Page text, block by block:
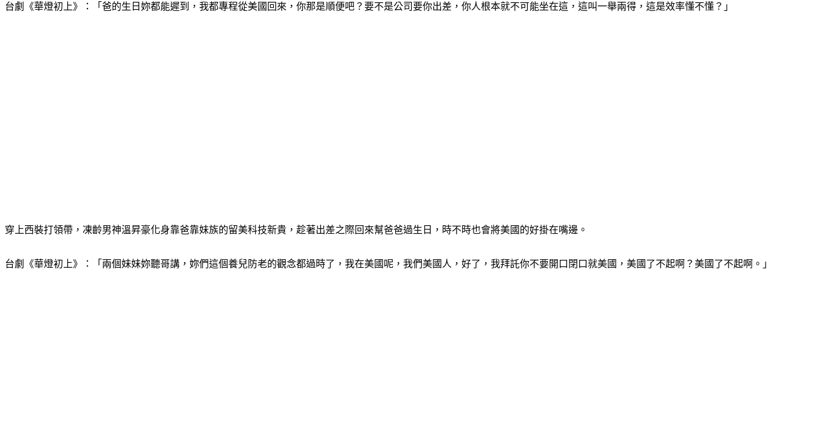
台劇《華燈初上》：「爸的生日妳都能遲到，我都專程從美國回來，你那是順便吧？要不是公司要你出差，你人根本就不可能坐在這，這叫一舉兩得，這是效率懂不懂？」
穿上西裝打領帶，凍齡男神溫昇豪化身靠爸靠妹族的留美科技新貴，趁著出差之際回來幫爸爸過生日，時不時也會將美國的好掛在嘴邊。
台劇《華燈初上》：「兩個妹妹妳聽哥講，妳們這個養兒防老的觀念都過時了，我在美國呢，我們美國人，好了，我拜託你不要開口閉口就美國，美國了不起啊？美國了不起啊。」